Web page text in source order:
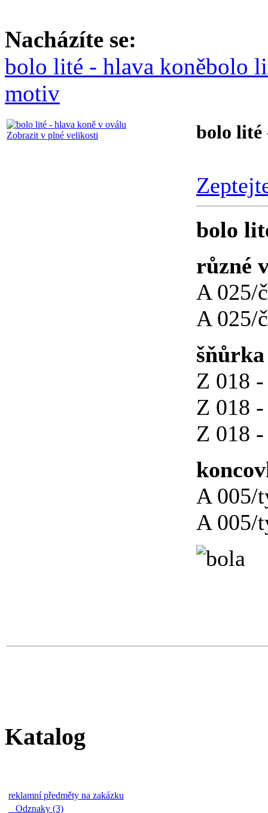
Nacházíte se:
bolo lité - hlava koněbolo
motiv
Zobrazit v plné velikosti bolo lité
bolo
různé
A 025/
A 025/
šňůrka
Z 018 -
Z 018 -
Z 018
A 005/
A 005/
Katalog
reklamní předměty na zakázku
Odznaky (3)